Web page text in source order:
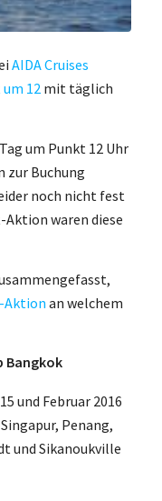
AIDA Cruises
12mit täglich
um Punkt 12 Uhr
zur Buchung
noch nicht fest
waren diese
Aktionan welchem
Bangkok
und Februar 2016
Penang,
und Sikanoukville